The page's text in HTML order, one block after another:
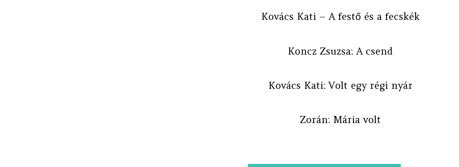
Kovács Kati – A festő és a fecskék
Koncz Zsuzsa: A csend
Kovács Kati: Volt egy régi nyár
Zorán: Mária volt